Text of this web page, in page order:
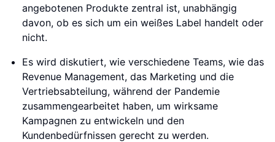
angebotenen Produkte zentral ist, unabhängig
davon, ob es sich um ein weißes Label handelt oder
nicht.
Es wird diskutiert, wie verschiedene Teams, wie das
Revenue Management, das Marketing und die
Vertriebsabteilung, während der Pandemie
zusammengearbeitet haben, um wirksame
Kampagnen zu entwickeln und den
Kundenbedürfnissen gerecht zu werden.